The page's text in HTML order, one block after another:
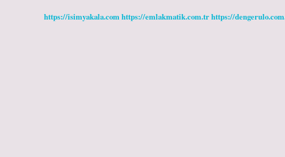
https://isimyakala.comhttps://emlakmatik.com.trhttps://